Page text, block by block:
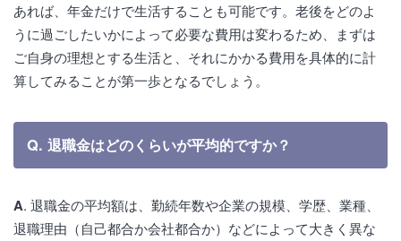
あれば、年金だけで生活することも可能です。老後をどのよ
うに過ごしたいかによって必要な費用は変わるため、まずは
ご自身の理想とする生活と、それにかかる費用を具体的に計
算してみることが第一歩となるでしょう。
Q. 退職金はどのくらいが平均的ですか？
A. 退職金の平均額は、勤続年数や企業の規模、学歴、業種、
退職理由（自己都合か会社都合か）などによって大きく異な